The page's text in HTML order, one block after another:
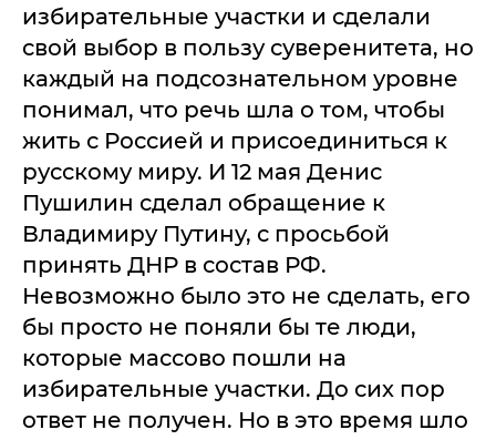
избирательные участки и сделали
свой выбор в пользу суверенитета, но
каждый на подсознательном уровне
понимал, что речь шла о том, чтобы
жить с Россией и присоединиться к
русскому миру. И 12 мая Денис
Пушилин сделал обращение к
Владимиру Путину, с просьбой
принять ДНР в состав РФ.
Невозможно было это не сделать, его
бы просто не поняли бы те люди,
которые массово пошли на
избирательные участки. До сих пор
ответ не получен. Но в это время шло